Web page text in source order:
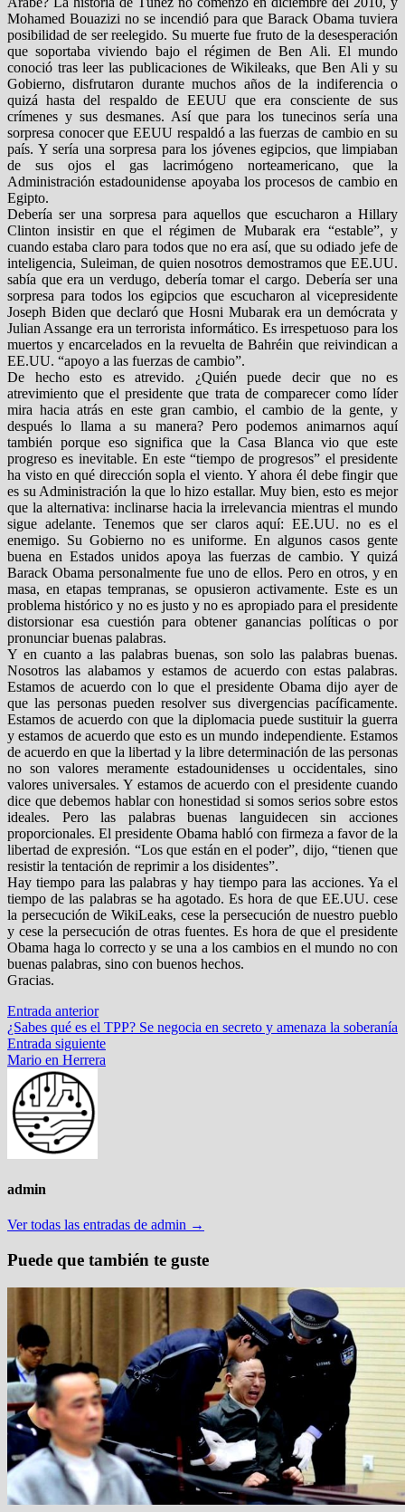
Mohamed Bouazizi no se incendió para que Barack Obama tuviera
posibilidad de ser reelegido. Su muerte fue fruto de la desesperación
que soportaba viviendo bajo el régimen de Ben Ali. El mundo
conoció tras leer las publicaciones de Wikileaks, que Ben Ali y su
Gobierno, disfrutaron durante muchos años de la indiferencia o
quizá hasta del respaldo de EEUU que era consciente de sus
crímenes y sus desmanes. Así que para los tunecinos sería una
sorpresa conocer que EEUU respaldó a las fuerzas de cambio en su
país. Y sería una sorpresa para los jóvenes egipcios, que limpiaban
de sus ojos el gas lacrimógeno norteamericano, que la
Administración estadounidense apoyaba los procesos de cambio en
Egipto.
Debería ser una sorpresa para aquellos que escucharon a Hillary
Clinton insistir en que el régimen de Mubarak era “estable”, y
cuando estaba claro para todos que no era así, que su odiado jefe de
inteligencia, Suleiman, de quien nosotros demostramos que EE.UU.
sabía que era un verdugo, debería tomar el cargo. Debería ser una
sorpresa para todos los egipcios que escucharon al vicepresidente
Joseph Biden que declaró que Hosni Mubarak era un demócrata y
Julian Assange era un terrorista informático. Es irrespetuoso para los
muertos y encarcelados en la revuelta de Bahréin que reivindican a
EE.UU. “apoyo a las fuerzas de cambio”.
De hecho esto es atrevido. ¿Quién puede decir que no es
atrevimiento que el presidente que trata de comparecer como líder
mira hacia atrás en este gran cambio, el cambio de la gente, y
después lo llama a su manera? Pero podemos animarnos aquí
también porque eso significa que la Casa Blanca vio que este
progreso es inevitable. En este “tiempo de progresos” el presidente
ha visto en qué dirección sopla el viento. Y ahora él debe fingir que
es su Administración la que lo hizo estallar. Muy bien, esto es mejor
que la alternativa: inclinarse hacia la irrelevancia mientras el mundo
sigue adelante. Tenemos que ser claros aquí: EE.UU. no es el
enemigo. Su Gobierno no es uniforme. En algunos casos gente
buena en Estados unidos apoya las fuerzas de cambio. Y quizá
Barack Obama personalmente fue uno de ellos. Pero en otros, y en
masa, en etapas tempranas, se opusieron activamente. Este es un
problema histórico y no es justo y no es apropiado para el presidente
distorsionar esa cuestión para obtener ganancias políticas o por
pronunciar buenas palabras.
Y en cuanto a las palabras buenas, son solo las palabras buenas.
Nosotros las alabamos y estamos de acuerdo con estas palabras.
Estamos de acuerdo con lo que el presidente Obama dijo ayer de
que las personas pueden resolver sus divergencias pacíficamente.
Estamos de acuerdo con que la diplomacia puede sustituir la guerra
y estamos de acuerdo que esto es un mundo independiente. Estamos
de acuerdo en que la libertad y la libre determinación de las personas
no son valores meramente estadounidenses u occidentales, sino
valores universales. Y estamos de acuerdo con el presidente cuando
dice que debemos hablar con honestidad si somos serios sobre estos
ideales. Pero las palabras buenas languidecen sin acciones
proporcionales. El presidente Obama habló con firmeza a favor de la
libertad de expresión. “Los que están en el poder”, dijo, “tienen que
resistir la tentación de reprimir a los disidentes”.
Hay tiempo para las palabras y hay tiempo para las acciones. Ya el
tiempo de las palabras se ha agotado. Es hora de que EE.UU. cese
la persecución de WikiLeaks, cese la persecución de nuestro pueblo
y cese la persecución de otras fuentes. Es hora de que el presidente
Obama haga lo correcto y se una a los cambios en el mundo no con
buenas palabras, sino con buenos hechos.
Gracias.
Navegación
de
entradas
Entrada anteriorEntrada
anterior:
¿Sabes qué es el TPP? Se negocia en secreto y amenaza la soberanía
Entrada siguienteEntrada
Mario en Herrera
admin
Ver todas las entradas de admin →
Puede que también te guste